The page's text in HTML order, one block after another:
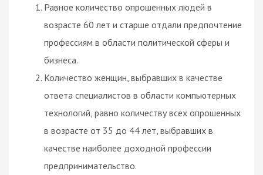
Равное количество опрошенных людей в
возрасте 60 лет и старше отдали предпочтение
профессиям в области политической сферы и
бизнеса.
Количество женщин, выбравших в качестве
ответа специалистов в области компьютерных
технологий, равно количеству всех опрошенных
в возрасте от 35 до 44 лет, выбравших в
качестве наиболее доходной профессии
предпринимательство.